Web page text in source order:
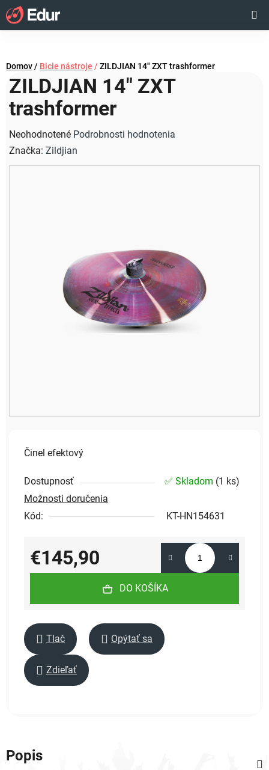
Prejsť
na
obsah
KOŠÍK
Domov/ Bicie nástroje / ZILDJIAN 14" ZXT trashformer
Činel efektový
Dostupnosť ✅ Skladom (1 ks)
Možnosti doručenia
Kód:
KT-HN154631
€145,90
Jednotková cena:
DO KOŠÍKA
Tlač Opýtať sa
Zdieľať
ZILDJIAN 14" ZXT
trashformer
Priemerné
hodnotenie
produktu
Neohodnotené Podrobnosti hodnotenia
Značka: Zildjian
Popis